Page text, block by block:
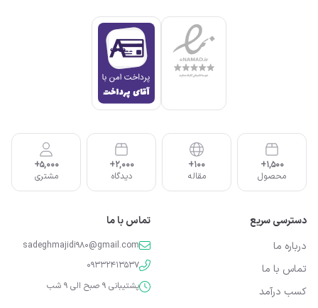
1,500+
محصول
100+
مقاله
2,000+
دیدگاه
5,000+
مشتری
دسترسی سریع
درباره ما
تماس با ما
کسب درآمد
تماس با ما
sadeghmajidi980@gmail.com
09332413537
پشتیبانی 9 صبح الی 9 شب